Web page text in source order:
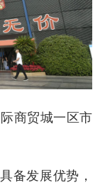
商贸城一区市
备发展优势，